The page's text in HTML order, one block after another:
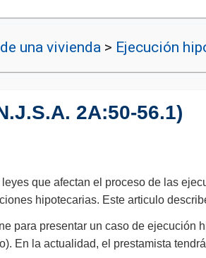
una vivienda > Ejecución
2A:50-56.1)
que afectan el proceso de las
hipotecarias. Este articulo
para presentar un caso de ejecución
En la actualidad, el prestamista